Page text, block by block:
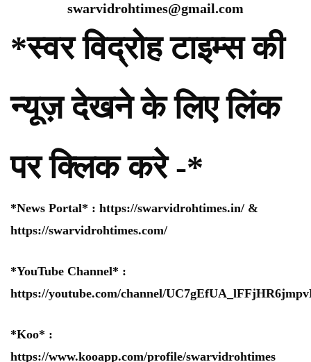
swarvidrohtimes@gmail.com
*स्वर विद्रोह टाइम्स की
न्यूज़ देखने के लिए लिंक
पर क्लिक करे -*
*News Portal* : https://swarvidrohtimes.in/ &
https://swarvidrohtimes.com/
*YouTube Channel* :
https://youtube.com/channel/
*Koo* :
https://www.kooapp.com/profile/swarvidrohtimes